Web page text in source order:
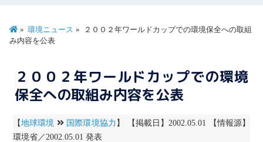
環境ニュース
２００２年ワールドカップでの環境保全への取組
み内容を公表
２００２年ワールドカップでの環境
保全への取組み内容を公表
【地球環境 国際環境協力 】 【掲載日】2002.05.01 【情報源】
環境省／2002.05.01 発表